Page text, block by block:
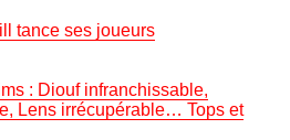
tance ses joueurs
: Diouf infranchissable,
Lens irrécupérable… Tops et